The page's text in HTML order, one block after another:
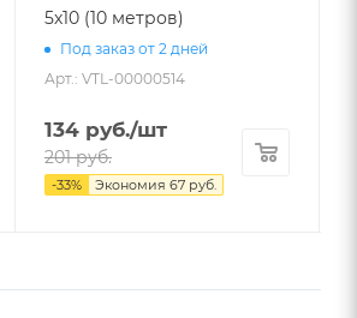
5х10 (10 метров)
Под заказ от 2 дней
Арт.: VTL-00000514
134 руб./шт
201руб.
-33% Экономия 67 руб.